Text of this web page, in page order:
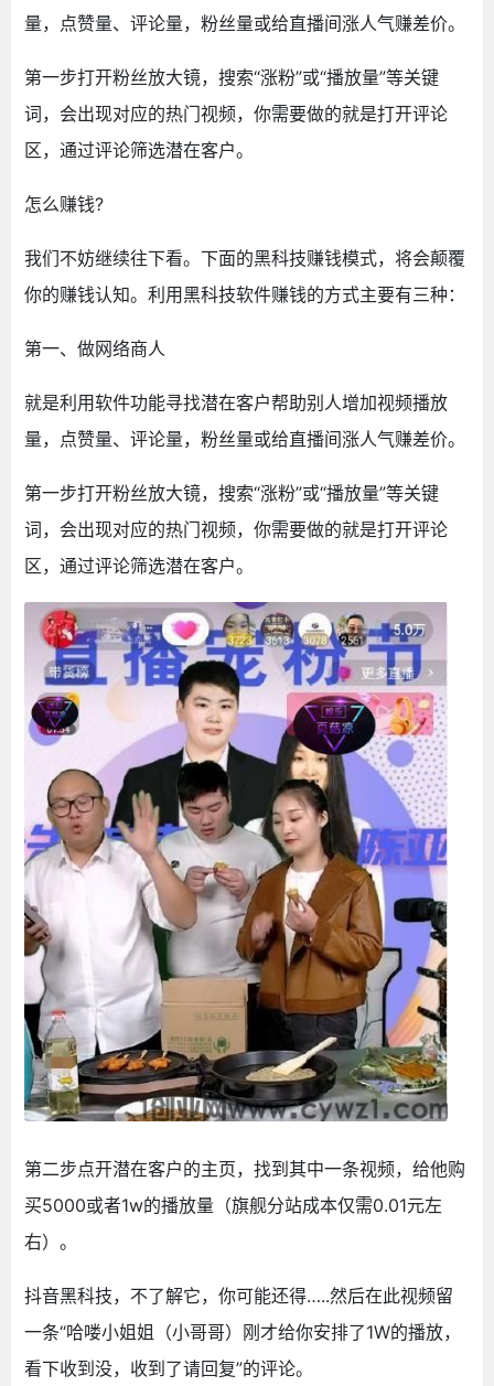
量，点赞量、评论量，粉丝量或给直播间涨人气赚差价。
第一步打开粉丝放大镜，搜索“涨粉”或“播放量”等关键
词，会出现对应的热门视频，你需要做的就是打开评论
区，通过评论筛选潜在客户。
怎么赚钱?
我们不妨继续往下看。下面的黑科技赚钱模式，将会颠覆
你的赚钱认知。利用黑科技软件赚钱的方式主要有三种：
第一、做网络商人
就是利用软件功能寻找潜在客户帮助别人增加视频播放
量，点赞量、评论量，粉丝量或给直播间涨人气赚差价。
第一步打开粉丝放大镜，搜索“涨粉”或“播放量”等关键
词，会出现对应的热门视频，你需要做的就是打开评论
区，通过评论筛选潜在客户。
第二步点开潜在客户的主页，找到其中一条视频，给他购
买5000或者1w的播放量（旗舰分站成本仅需0.01元左
右）。
抖音黑科技，不了解它，你可能还得…..然后在此视频留
一条“哈喽小姐姐（小哥哥）刚才给你安排了1W的播放，
看下收到没，收到了请回复”的评论。